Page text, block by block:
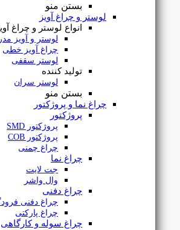
بستن منو
لوستر و چراغ آویز
انواع لوستر و چراغ
لوستر و آویز
چراغ آویز خطی
لوستر سقفی
تولید کننده
لوستر سران
بستن منو
چراغ نما و پروژکتور
پروژکتور
پروژکتور SMD
پروژکتور COB
چراغ چمنی
چراغ نما
جت لایت
وال واشر
چراغ دفنی
چراغ دفنی
چراغ پارکتی
چراغ سوله و کارگاهی